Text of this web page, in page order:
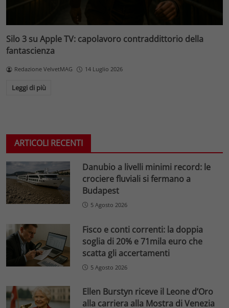
Silo 3 su Apple TV: capolavoro contraddittorio della
fantascienza
Redazione VelvetMAG 14 Luglio 2026
Leggi di più
ARTICOLI RECENTI
Danubio a livelli minimi record: le
crociere fluviali si fermano a
Budapest
5 Agosto 2026
Fisco e conti correnti: la doppia
soglia di 20% e 71mila euro che
scatta gli accertamenti
5 Agosto 2026
Ellen Burstyn riceve il Leone d’Oro
alla carriera alla Mostra di Venezia